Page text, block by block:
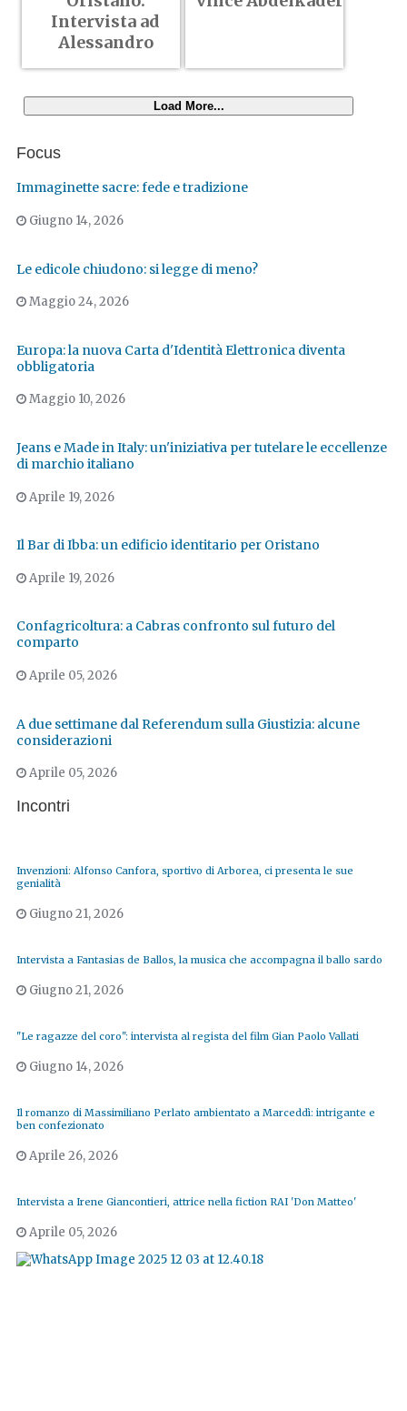
Intervista ad
Alessandro
Load More...
Focus
Immaginette sacre: fede e tradizione
Giugno 14, 2026
Le edicole chiudono: si legge di meno?
Maggio 24, 2026
Europa: la nuova Carta d'Identità Elettronica diventa
obbligatoria
Maggio 10, 2026
Jeans e Made in Italy: un'iniziativa per tutelare le eccellenze
di marchio italiano
Aprile 19, 2026
Il Bar di Ibba: un edificio identitario per Oristano
Aprile 19, 2026
Confagricoltura: a Cabras confronto sul futuro del
comparto
Aprile 05, 2026
A due settimane dal Referendum sulla Giustizia: alcune
considerazioni
Aprile 05, 2026
Incontri
Invenzioni: Alfonso Canfora, sportivo di Arborea, ci presenta le sue
genialità
Giugno 21, 2026
Intervista a Fantasias de Ballos, la musica che accompagna il ballo sardo
Giugno 21, 2026
"Le ragazze del coro": intervista al regista del film Gian Paolo Vallati
Giugno 14, 2026
Il romanzo di Massimiliano Perlato ambientato a Marceddì: intrigante e
ben confezionato
Aprile 26, 2026
Intervista a Irene Giancontieri, attrice nella fiction RAI 'Don Matteo'
Aprile 05, 2026